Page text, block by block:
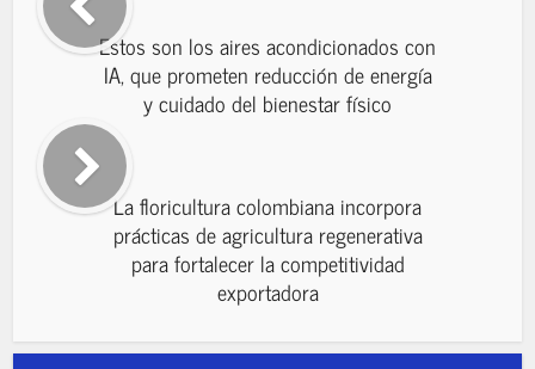
Estos son los aires acondicionados con
IA, que prometen reducción de energía
y cuidado del bienestar físico
La floricultura colombiana incorpora
prácticas de agricultura regenerativa
para fortalecer la competitividad
exportadora